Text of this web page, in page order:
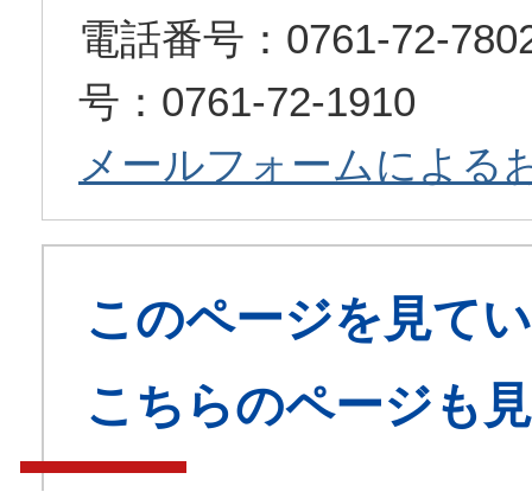
電話番号：0761-72-
号：0761-72-1910
メールフォームによる
このページを見て
こちらのページも